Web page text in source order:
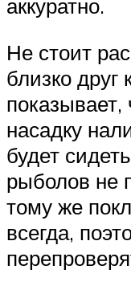
аккуратно.
Не стоит
близко друг
насадку
будет
рыболов не
тому же
всегда,